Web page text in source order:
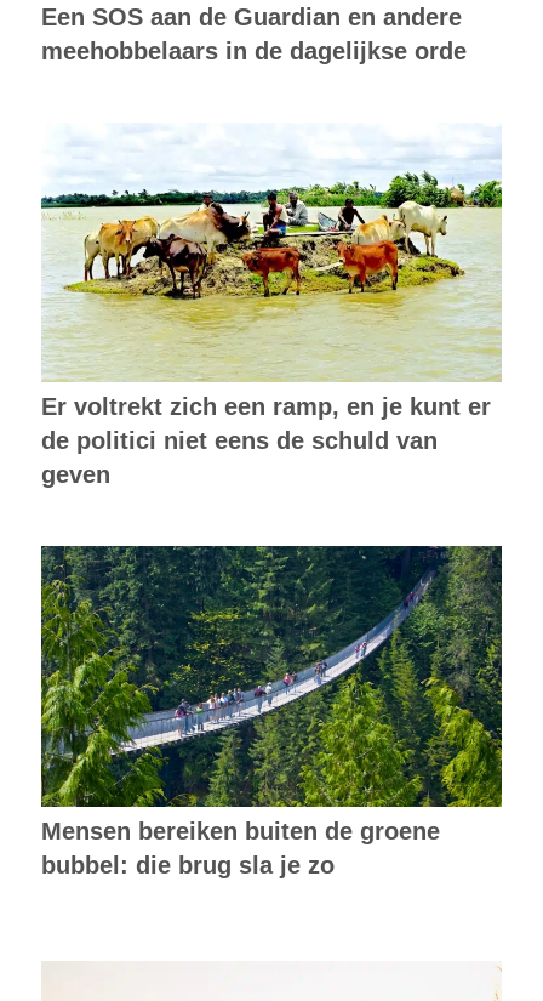
Een SOS aan de Guardian en andere
meehobbelaars in de dagelijkse orde
Er voltrekt zich een ramp, en je kunt er
de politici niet eens de schuld van
geven
Mensen bereiken buiten de groene
bubbel: die brug sla je zo